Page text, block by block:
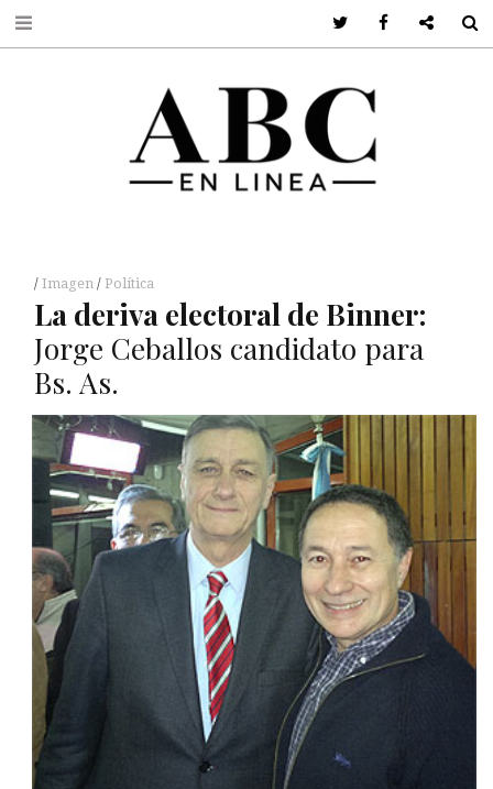
Imagen Política
La deriva electoral de Binner:
Jorge Ceballos candidato para
Bs. As.
Twitter FacebookGoogle +